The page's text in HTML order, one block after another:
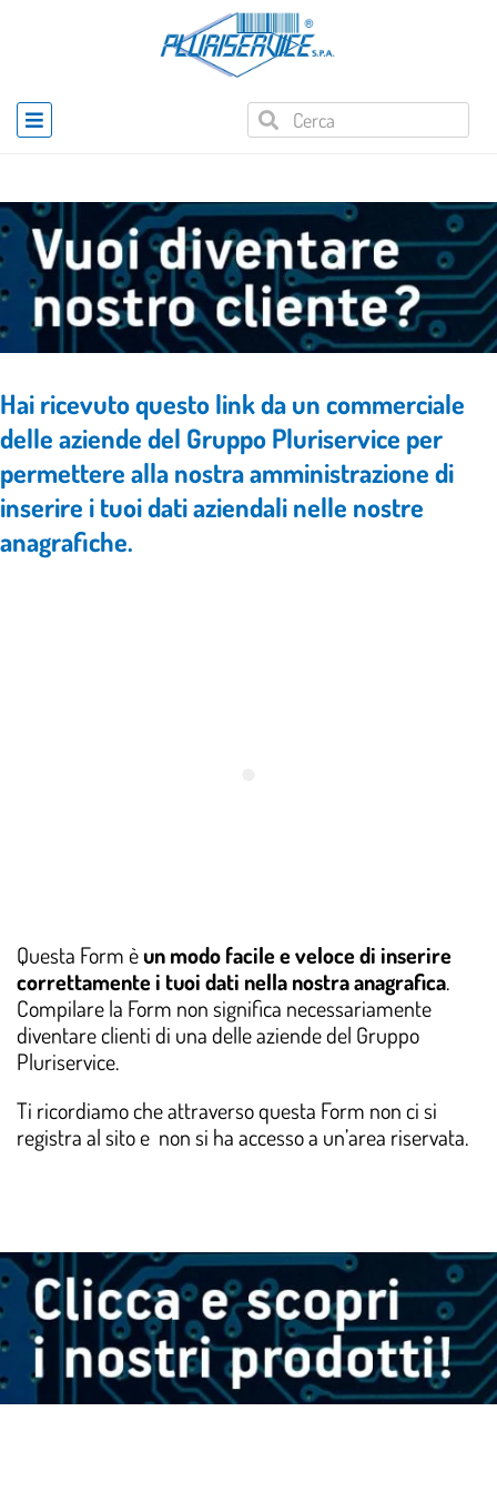
Home
Hai ricevuto questo link da un commerciale
delle aziende del Gruppo Pluriservice per
permettere alla nostra amministrazione di
inserire i tuoi dati aziendali nelle nostre
anagrafiche.
Questa Form èun modo facile e veloce di inserire
correttamente i tuoi dati nella nostra anagrafica.
Compilare la Form non significa necessariamente
diventare clienti di una delle aziende del Gruppo
Pluriservice.
Ti ricordiamo che attraverso questa Form non ci si
registra al sito e non si ha accesso a un’area riservata.